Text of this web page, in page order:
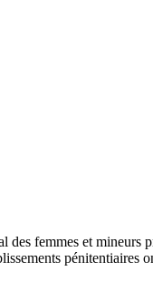
des femmes et mineurs
pénitentiaires